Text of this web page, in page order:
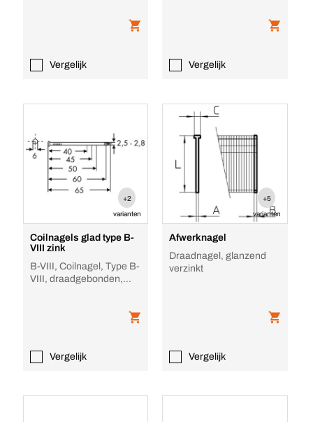
Vergelijk Vergelijk
+2
varianten
Coilnagels glad type B-
VIII zink
B-VIII, Coilnagel, Type B-
VIII, draadgebonden,
Vergelijk
+5
varianten
Afwerknagel
Draadnagel, glanzend
verzinkt
Vergelijk